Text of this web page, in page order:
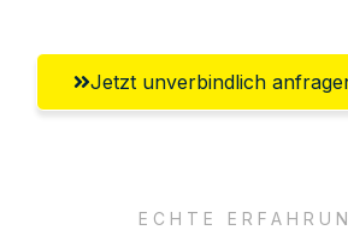
Jetzt unverbindlich
ECHTE